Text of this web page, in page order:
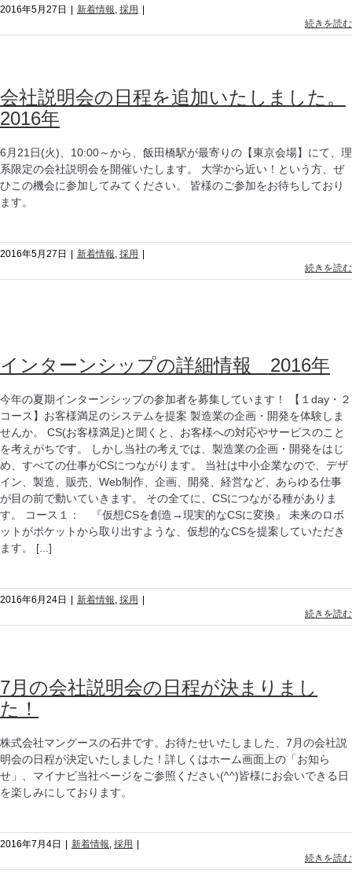
2016年5月27日 新着情報, 採用
続きを読む
会社説明会の日程を追加いたしました。
2016年
6月21日(火)、10:00～から、飯田橋駅が最寄りの【東京会場】にて、理
系限定の会社説明会を開催いたします。 大学から近い！という方、ぜ
ひこの機会に参加してみてください。 皆様のご参加をお待ちしており
ます。
2016年5月27日 新着情報, 採用
続きを読む
新着情報,採用
インターンシップの詳細情報 2016年
今年の夏期インターンシップの参加者を募集しています！ 【１day・２
コース】お客様満足のシステムを提案 製造業の企画・開発を体験しま
せんか。 CS(お客様満足)と聞くと、お客様への対応やサービスのこと
を考えがちです。 しかし当社の考えでは、製造業の企画・開発をはじ
め、すべての仕事がCSにつながります。 当社は中小企業なので、デザ
イン、製造、販売、Web制作、企画、開発、経営など、あらゆる仕事
が目の前で動いていきます。 その全てに、CSにつながる種がありま
す。 コース１： 『仮想CSを創造→現実的なCSに変換』 未来のロボ
ットがポケットから取り出すような、仮想的なCSを提案していただき
ます。 [...]
2016年6月24日 新着情報, 採用
続きを読む
7月の会社説明会の日程が決まりまし
た！
株式会社マングースの石井です。お待たせいたしました、7月の会社説
明会の日程が決定いたしました！詳しくはホーム画面上の「お知ら
せ」、マイナビ当社ページをご参照ください(^^)皆様にお会いできる日
を楽しみにしております。
2016年7月4日 新着情報, 採用
続きを読む